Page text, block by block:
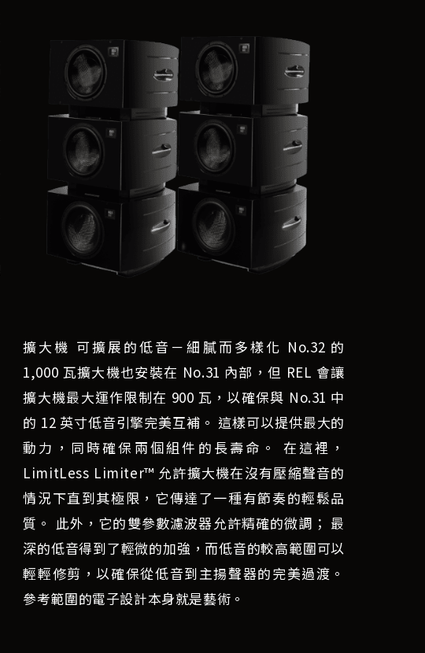
擴大機 可擴展的低音－細膩而多樣化 No.32 的
1,000 瓦擴大機也安裝在 No.31 內部，但 REL 會讓
擴大機最大運作限制在 900 瓦，以確保與 No.31 中
的 12 英寸低音引擎完美互補。 這樣可以提供最大的
動力，同時確保兩個組件的長壽命。 在這裡，
LimitLess Limiter™ 允許擴大機在沒有壓縮聲音的
情況下直到其極限，它傳達了一種有節奏的輕鬆品
質。 此外，它的雙參數濾波器允許精確的微調； 最
深的低音得到了輕微的加強，而低音的較高範圍可以
輕輕修剪，以確保從低音到主揚聲器的完美過渡。
參考範圍的電子設計本身就是藝術。